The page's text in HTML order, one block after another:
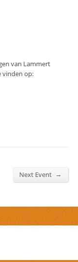
van Lammert
vinden op:
Next Event →